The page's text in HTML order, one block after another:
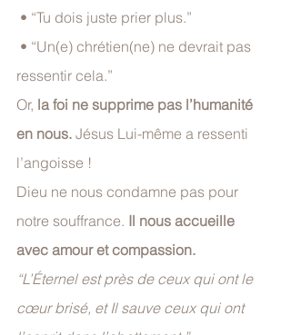
• “Tu dois juste prier plus.”
ressentir cela.”
Or, la foi ne supprime pas l’humanité
en nous. Jésus Lui-même a ressenti
l’angoisse !
Dieu ne nous condamne pas pour
notre souffrance. Il nous accueille
avec amour et compassion.
“L’Éternel est près de ceux qui ont le
cœur brisé, et Il sauve ceux qui ont